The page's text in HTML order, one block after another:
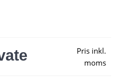
Pris inkl.
moms